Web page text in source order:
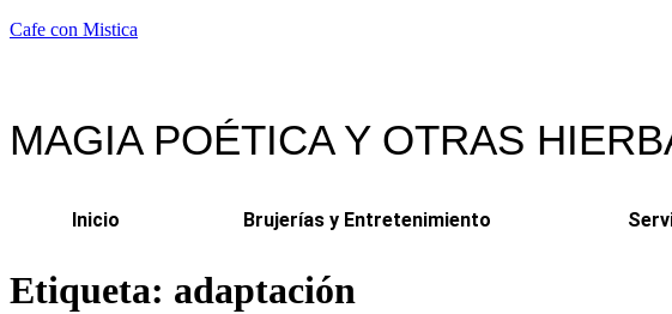
Cafe con Mistica
MAGIA POÉTICA Y OTRAS
Inicio Brujerías y Entretenimiento
Etiqueta: adaptación